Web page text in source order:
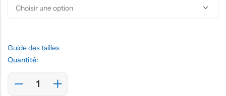
Guide des tailles
Quantité: